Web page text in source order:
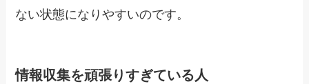
ない状態になりやすいのです。
情報収集を頑張りすぎている人